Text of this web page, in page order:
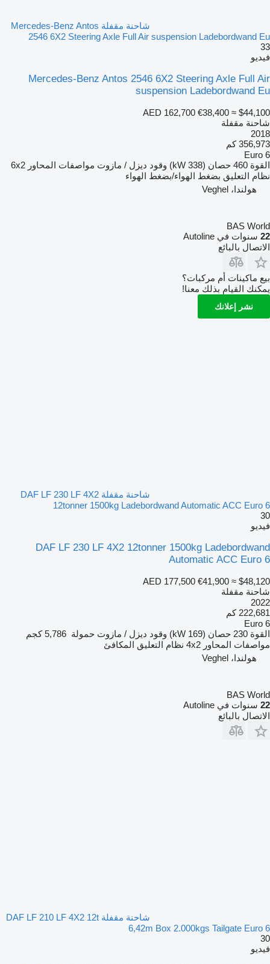
شاحنة مقفلة Mercedes-Benz Antos
2546 6X2 Steering Axle Full Air suspension Ladebordwand Eu
33
فيديو
Mercedes-Benz Antos 2546 6X2 Steering Axle Full Air
suspension Ladebordwand Eu
AED 162,700 €38,400 ≈ $44,100
شاحنة مقفلة
2018
356,973 كم
Euro 6
القوة 460 حصان (338 kW) وقود ديزل / مازوت مواصفات المحاور 6x2
نظام التعليق بضغط الهواء/بضغط الهواء
هولندا، Veghel
BAS World
22 سنوات في Autoline
الاتصال بالبائع
بيع ماكينات أم مركبات؟
يمكنك القيام بذلك معنا!
نشر إعلانك
شاحنة مقفلة DAF LF 230 LF 4X2
12tonner 1500kg Ladebordwand Automatic ACC Euro 6
30
فيديو
DAF LF 230 LF 4X2 12tonner 1500kg Ladebordwand
Automatic ACC Euro 6
AED 177,500 €41,900 ≈ $48,120
شاحنة مقفلة
2022
222,681 كم
Euro 6
القوة 230 حصان (169 kW) وقود ديزل / مازوت حمولة 5,786 كجم
مواصفات المحاور 4x2 نظام التعليق المكافئ
هولندا، Veghel
BAS World
22 سنوات في Autoline
الاتصال بالبائع
شاحنة مقفلة DAF LF 210 LF 4X2 12t
6,42m Box 2.000kgs Tailgate Euro 6
30
فيديو